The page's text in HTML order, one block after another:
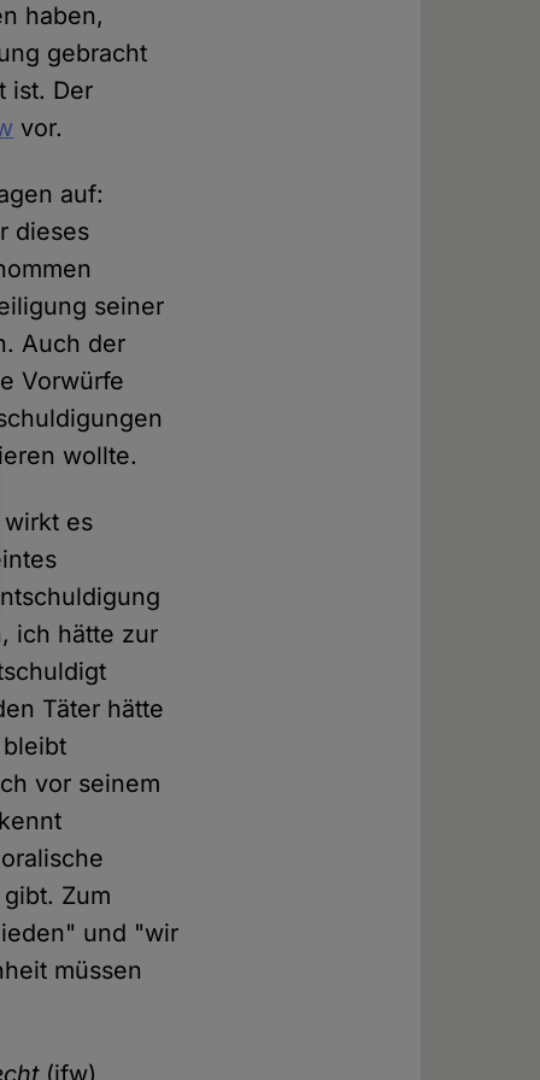
haben,
gebracht
ist. Der
vor.
auf:
dieses
seiner
Auch der
Vorwürfe
wollte.
es
ich hätte zur
Täter hätte
vor seinem
Zum
und "wir
müssen